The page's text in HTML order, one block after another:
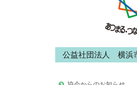
ン
テ公益社団法人 横浜